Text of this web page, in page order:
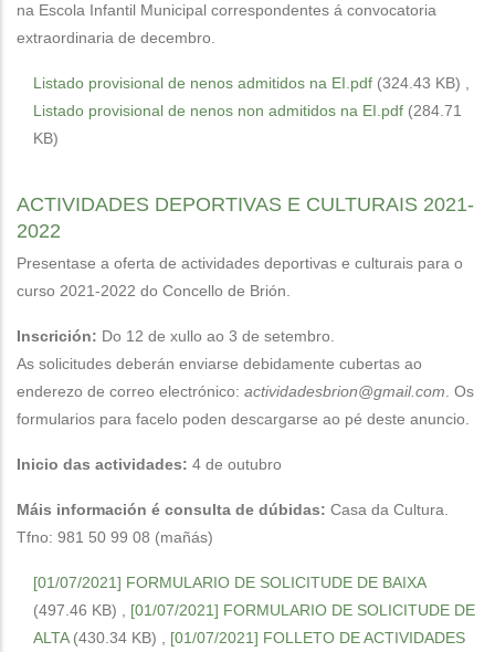
na Escola Infantil Municipal correspondentes á convocatoria
extraordinaria de decembro.
Listado provisional de nenos admitidos na EI.pdf (324.43 KB)
Listado provisional de nenos non admitidos na EI.pdf (284.71
KB)
ACTIVIDADES DEPORTIVAS E CULTURAIS 2021-
2022
Presentase a oferta de actividades deportivas e culturais para o
curso 2021-2022 do Concello de Brión.
Inscrición: Do 12 de xullo ao 3 de setembro.
As solicitudes deberán enviarse debidamente cubertas ao
enderezo de correo electrónico: actividadesbrion@gmail.com . Os
formularios para facelo poden descargarse ao pé deste anuncio.
Inicio das actividades: 4 de outubro
Máis información é consulta de dúbidas: Casa da Cultura.
Tfno: 981 50 99 08 (mañás)
[01/07/2021] FORMULARIO DE SOLICITUDE DE BAIXA
(497.46 KB)
[01/07/2021] FORMULARIO DE SOLICITUDE DE
ALTA (430.34 KB)
[01/07/2021] FOLLETO DE ACTIVIDADES